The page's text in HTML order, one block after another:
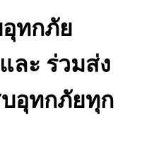
ทกภัย
ละ ร่วมส่ง
อุทกภัยทุก